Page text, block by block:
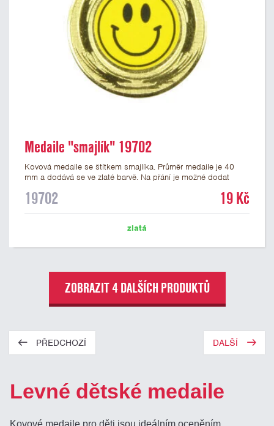
Medaile "smajlík" 19702
Kovová medaile se štítkem smajlíka. Průměr medaile je 40
mm a dodává se ve zlaté barvě. Na přání je možné dodat
nalepit štítek s potiskem nebo gravírováním vlastního textu
19702 19 Kč
zlatá
ZOBRAZIT 4 DALŠÍCH PRODUKTŮ
PŘEDCHOZÍ DALŠÍ
Levné dětské medaile
Kovové medaile pro děti jsou ideálním oceněním